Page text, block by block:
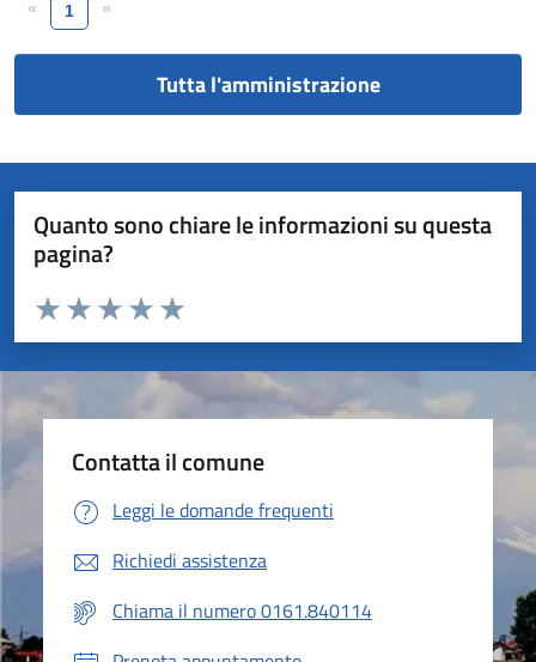
« 1 »
Tutta l'amministrazione
Quanto sono chiare le informazioni su questa
pagina?
Valuta da 1 a 5 stelle la pagina
Valuta 5 stelle su 5
Valuta 4 stelle su 5
Valuta 3 stelle su 5
Valuta 2 stelle su 5
Valuta 1 stelle su 5
Contatta il comune
Leggi le domande frequenti
Richiedi assistenza
Chiama il numero 0161.840114